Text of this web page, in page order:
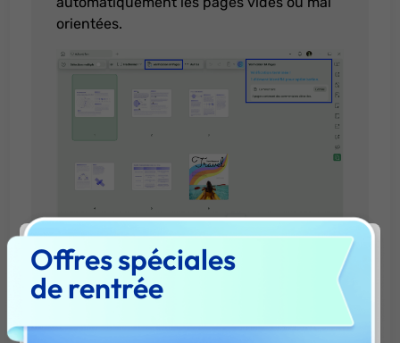
orientées.
Amélioré :
Améliorations générales des performances